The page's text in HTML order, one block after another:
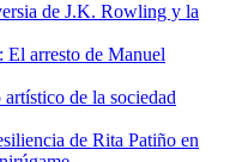
de J.K. Rowling y la
El arresto de Manuel
de la sociedad
de Rita Patiño en